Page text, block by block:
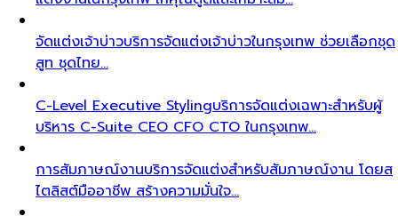
จัดแต่งเจ้าบ่าวบริการจัดแต่งเจ้าบ่าวในกรุงเทพ ช่วยเลือกชุด
สูท ชุดไทย…
C-Level Executive Stylingบริการจัดแต่งเฉพาะสำหรับผู้
บริหาร C-Suite CEO CFO CTO ในกรุงเทพ…
การสัมภาษณ์งานบริการจัดแต่งสำหรับสัมภาษณ์งาน โดยส
ไตลิสต์มืออาชีพ สร้างความมั่นใจ…